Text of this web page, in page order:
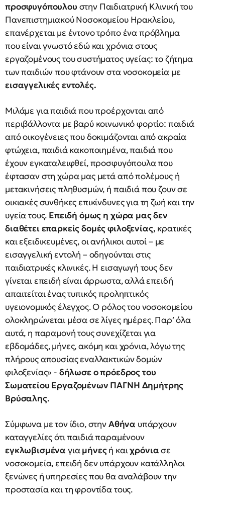
προσφυγόπουλου στην Παιδιατρική Κλινική του
Πανεπιστημιακού Νοσοκομείου Ηρακλείου,
επανέρχεται με έντονο τρόπο ένα πρόβλημα
που είναι γνωστό εδώ και χρόνια στους
εργαζομένους του συστήματος υγείας: το ζήτημα
των παιδιών που φτάνουν στα νοσοκομεία με
εισαγγελικές εντολές.
Μιλάμε για παιδιά που προέρχονται από
περιβάλλοντα με βαρύ κοινωνικό φορτίο: παιδιά
από οικογένειες που δοκιμάζονται από ακραία
φτώχεια, παιδιά κακοποιημένα, παιδιά που
έχουν εγκαταλειφθεί, προσφυγόπουλα που
έφτασαν στη χώρα μας μετά από πολέμους ή
μετακινήσεις πληθυσμών, ή παιδιά που ζουν σε
οικιακές συνθήκες επικίνδυνες για τη ζωή και την
υγεία τους. Επειδή όμως η χώρα μας δεν
διαθέτει επαρκείς δομές φιλοξενίας, κρατικές
και εξειδικευμένες, οι ανήλικοι αυτοί – με
εισαγγελική εντολή – οδηγούνται στις
παιδιατρικές κλινικές. Η εισαγωγή τους δεν
γίνεται επειδή είναι άρρωστα, αλλά επειδή
απαιτείται ένας τυπικός προληπτικός
υγειονομικός έλεγχος. Ο ρόλος του νοσοκομείου
ολοκληρώνεται μέσα σε λίγες ημέρες. Παρ’ όλα
αυτά, η παραμονή τους συνεχίζεται για
εβδομάδες, μήνες, ακόμη και χρόνια, λόγω της
πλήρους απουσίας εναλλακτικών δομών
φιλοξενίας» - δήλωσε ο πρόεδρος του
Σωματείου Εργαζομένων ΠΑΓΝΗ Δημήτρης
Βρύσαλης.
Σύμφωνα με τον ίδιο, στηνΑθήνα υπάρχουν
καταγγελίες ότι παιδιά παραμένουν
εγκλωβισμένα γιαμήνεςή καιχρόνιασε
νοσοκομεία, επειδή δεν υπάρχουν κατάλληλοι
ξενώνες ή υπηρεσίες που θα αναλάβουν την
προστασία και τη φροντίδα τους.